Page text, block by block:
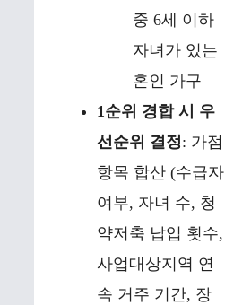
중 6세 이하
자녀가 있는
혼인 가구
1순위 경합 시 우
선순위 결정: 가점
항목 합산 (수급자
여부, 자녀 수, 청
약저축 납입 횟수,
사업대상지역 연
속 거주 기간, 장